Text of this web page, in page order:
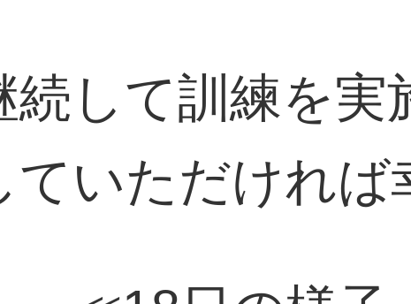
続して訓練を実
いただければ